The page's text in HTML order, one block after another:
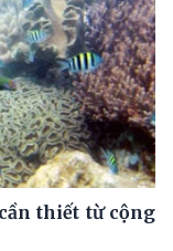
thiết từ cộng